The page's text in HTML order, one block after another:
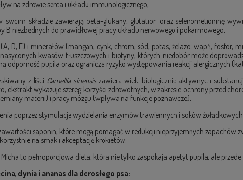
na zdrowie serca i układu immunologicznego,
swoim składzie zawierają beta-glukany, glutation oraz selenometioninę
B niezbędnych do prawidłowej pracy układu nerwowego i pokarmowego,
D, E) i minerałów (mangan, cynk, chrom, sód, potas, żelazo, wapń, fosfor,
kwasów tłuszczowych i biotyny, których niedobór może
odporność pupila oraz ogranicza ryzyko występowania reakcji alergicznych
z liści Camellia sinensiszawiera wiele biologicznie aktywnych
ekstrakt wykazuje szereg korzyści zdrowotnych, w zakresie ochrony przed
materii) i pracy mózgu (wpływa na funkcje poznawcze),
poprzez stymulacje wydzielania enzymów trawiennych i soków
saponin, które mogą pomagać w redukcji nieprzyjemnych zapachów
na smak i akceptację krokietów.
to pełnoporcjowa dieta, która nie tylko zaspokaja apetyt pupila, ale
dynia i ananas dla dorosłego psa: